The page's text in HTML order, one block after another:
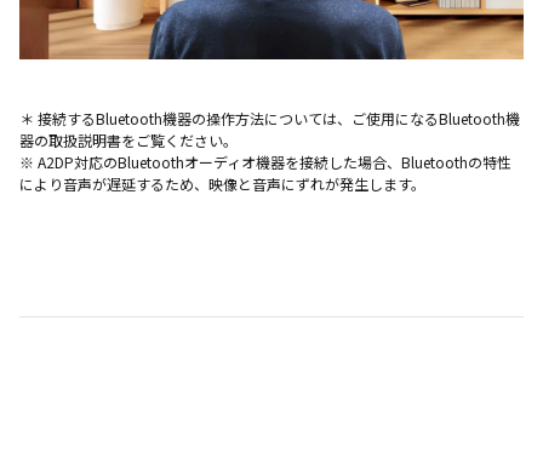
＊ 接続するBluetooth機器の操作方法については、ご使用になるBluetooth機
器の取扱説明書をご覧ください。
※ A2DP対応のBluetoothオーディオ機器を接続した場合、Bluetoothの特性
により音声が遅延するため、映像と音声にずれが発生します。